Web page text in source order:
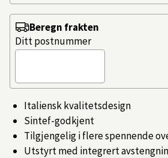
Italiensk kvalitetsdesign
Sintef-godkjent
Tilgjengelig i flere spennende
Utstyrt med integrert
Beregn frakten
Ditt postnummer